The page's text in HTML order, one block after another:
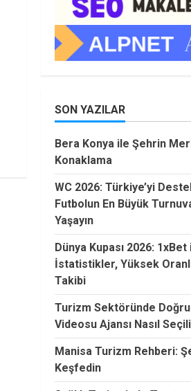
SON YAZILAR
Bera Konya ile Şehrin
Konaklama
WC 2026: Türkiye’yi
Futbolun En Büyük
Yaşayın
Dünya Kupası 2026: 1xBet
İstatistikler, Yüksek
Takibi
Turizm Sektöründe Doğru
Videosu Ajansı Nasıl
Manisa Turizm Rehberi:
Keşfedin